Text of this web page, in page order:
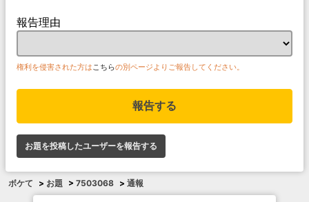
報告理由
権利を侵害された方はこちらの別ページよりご報告してください。
報告する
お題を投稿したユーザーを報告する
ボケて > お題 > 7503068 > 通報